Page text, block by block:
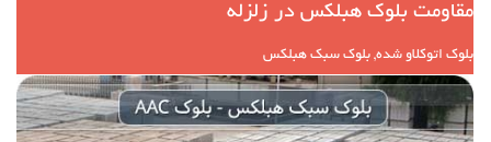
مقاومت بلوک هبلکس در زلزله
بلوک اتوکلاو شده, بلوک سبک هبلکس